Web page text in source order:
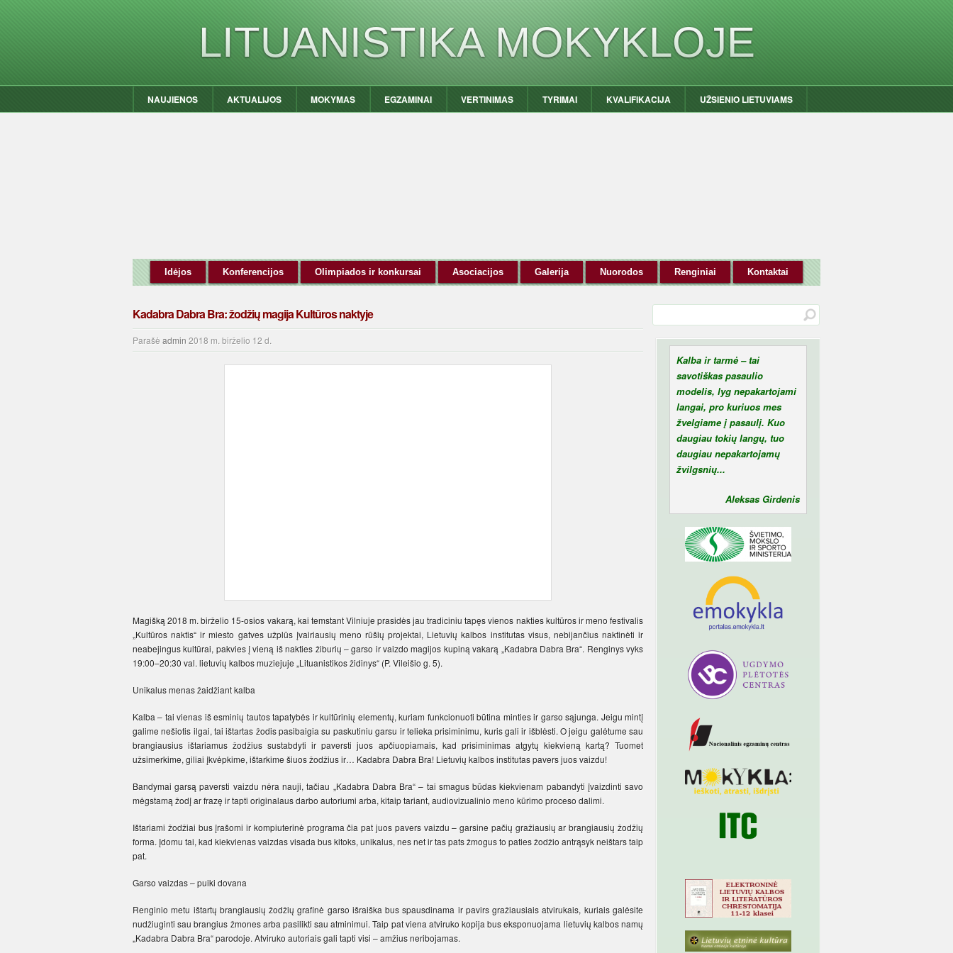
LITUANISTIKA MOKYKLOJE
NAUJIENOS AKTUALIJOS MOKYMAS EGZAMINAI VERTINIMAS TYRIMAI KVALIFIKACIJA UŽSIENIO LIETUVIAMS
Idėjos Konferencijos Olimpiados ir konkursai Asociacijos Galerija Nuorodos Renginiai Kontaktai
Kadabra Dabra Bra: žodžių magija Kultūros naktyje
Parašė admin 2018 m. birželio 12 d.
Magišką 2018 m. birželio 15-osios vakarą, kai temstant Vilniuje prasidės jau tradiciniu tapęs vienos nakties kultūros ir meno festivalis
„Kultūros naktis“ ir miesto gatves užplūs įvairiausių meno rūšių projektai, Lietuvių kalbos institutas visus, nebijančius naktinėti ir
neabejingus kultūrai, pakvies į vieną iš nakties žiburių – garso ir vaizdo magijos kupiną vakarą „Kadabra Dabra Bra“. Renginys vyks
19:00–20:30 val. lietuvių kalbos muziejuje „Lituanistikos židinys“ (P. Vileišio g. 5).
Unikalus menas žaidžiant kalba
Kalba – tai vienas iš esminių tautos tapatybės ir kultūrinių elementų, kuriam funkcionuoti būtina minties ir garso sąjunga. Jeigu mintį
galime nešiotis ilgai, tai ištartas žodis pasibaigia su paskutiniu garsu ir telieka prisiminimu, kuris gali ir išblėsti. O jeigu galėtume sau
brangiausius ištariamus žodžius sustabdyti ir paversti juos apčiuopiamais, kad prisiminimas atgytų kiekvieną kartą? Tuomet
užsimerkime, giliai įkvėpkime, ištarkime šiuos žodžius ir… Kadabra Dabra Bra! Lietuvių kalbos institutas pavers juos vaizdu!
Bandymai garsą paversti vaizdu nėra nauji, tačiau „Kadabra Dabra Bra“ – tai smagus būdas kiekvienam pabandyti įvaizdinti savo
mėgstamą žodį ar frazę ir tapti originalaus darbo autoriumi arba, kitaip tariant, audiovizualinio meno kūrimo proceso dalimi.
Ištariami žodžiai bus įrašomi ir kompiuterinė programa čia pat juos pavers vaizdu – garsine pačių gražiausių ar brangiausių žodžių
forma. Įdomu tai, kad kiekvienas vaizdas visada bus kitoks, unikalus, nes net ir tas pats žmogus to paties žodžio antrąsyk neištars taip
pat.
Garso vaizdas – puiki dovana
Renginio metu ištartų brangiausių žodžių grafinė garso išraiška bus spausdinama ir pavirs gražiausiais atvirukais, kuriais galėsite
nudžiuginti sau brangius žmones arba pasilikti sau atminimui. Taip pat viena atviruko kopija bus eksponuojama lietuvių kalbos namų
„Kadabra Dabra Bra“ parodoje. Atviruko autoriais gali tapti visi – amžius neribojamas.
Kalba ir tarmė – tai
savotiškas pasaulio
modelis, lyg nepakartojami
langai, pro kuriuos mes
žvelgiame į pasaulį. Kuo
daugiau tokių langų, tuo
daugiau nepakartojamų
žvilgsnių...
Aleksas Girdenis